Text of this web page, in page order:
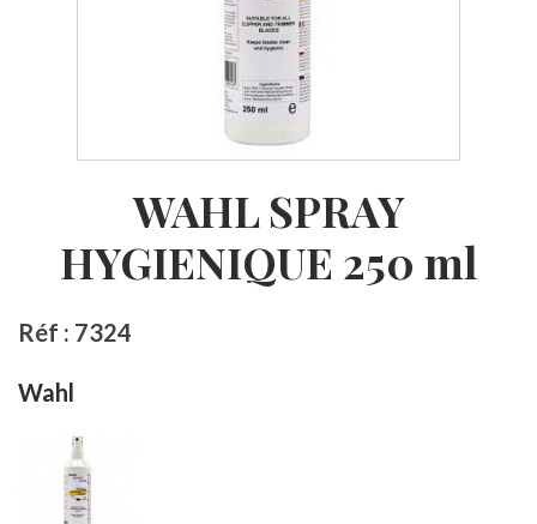
WAHL SPRAY
HYGIENIQUE 250 ml
Réf : 7324
Wahl